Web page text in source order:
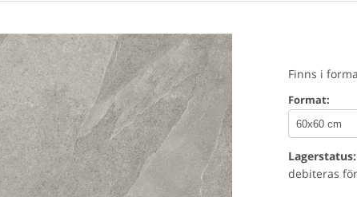
Finns i
Format:
Lagerstatus:
debiteras